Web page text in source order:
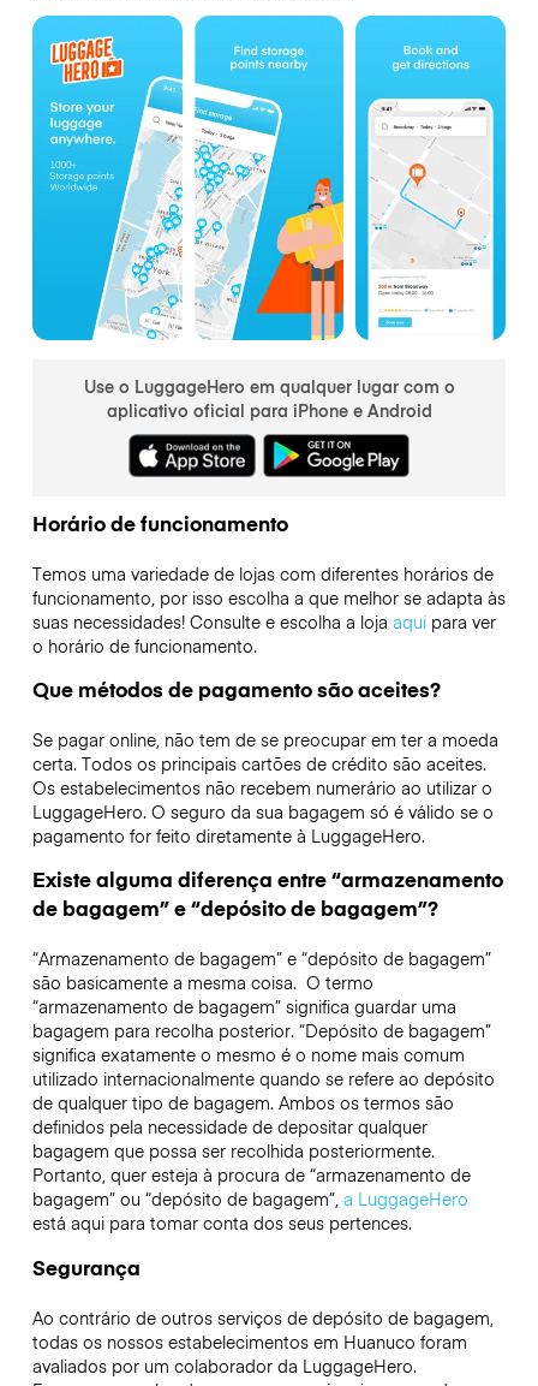
Use o LuggageHero em qualquer lugar com o
aplicativo oficial para iPhone e Android
Horário de funcionamento
Temos uma variedade de lojas com diferentes horários de
funcionamento, por isso escolha a que melhor se adapta às
suas necessidades! Consulte e escolha a loja aquipara ver
o horário de funcionamento.
Que métodos de pagamento são aceites?
Se pagar online, não tem de se preocupar em ter a moeda
certa. Todos os principais cartões de crédito são aceites.
Os estabelecimentos não recebem numerário ao utilizar o
LuggageHero. O seguro da sua bagagem só é válido se o
pagamento for feito diretamente à LuggageHero.
Existe alguma diferença entre “armazenamento
de bagagem” e “depósito de bagagem”?
“Armazenamento de bagagem” e “depósito de bagagem”
são basicamente a mesma coisa. O termo
“armazenamento de bagagem” significa guardar uma
bagagem para recolha posterior. “Depósito de bagagem”
significa exatamente o mesmo é o nome mais comum
utilizado internacionalmente quando se refere ao depósito
de qualquer tipo de bagagem. Ambos os termos são
definidos pela necessidade de depositar qualquer
bagagem que possa ser recolhida posteriormente.
Portanto, quer esteja à procura de “armazenamento de
bagagem” ou “depósito de bagagem”,a LuggageHero
está aqui para tomar conta dos seus pertences.
Segurança
Ao contrário de outros serviços de depósito de bagagem,
todas os nossos estabelecimentos em Huanuco foram
avaliados por um colaborador da LuggageHero.